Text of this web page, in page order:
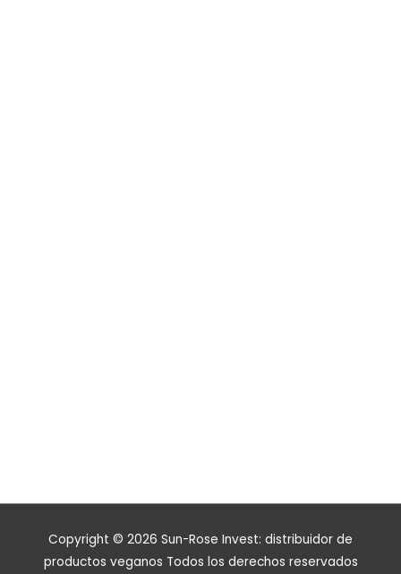
Copyright © 2026 Sun-Rose Invest: distribuidor de
productos veganos Todos los derechos reservados